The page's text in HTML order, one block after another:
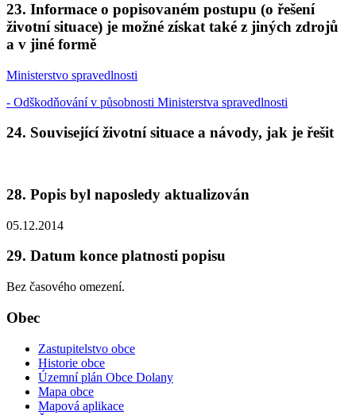
23. Informace o popisovaném postupu (o řešení
životní situace) je možné získat také z jiných zdrojů
a v jiné formě
Ministerstvo spravedlnosti
- Odškodňování v působnosti Ministerstva spravedlnosti
24. Související životní situace a návody, jak je řešit
28. Popis byl naposledy aktualizován
05.12.2014
29. Datum konce platnosti popisu
Bez časového omezení.
Obec
Zastupitelstvo obce
Historie obce
Územní plán Obce Dolany
Mapa obce
Mapová aplikace